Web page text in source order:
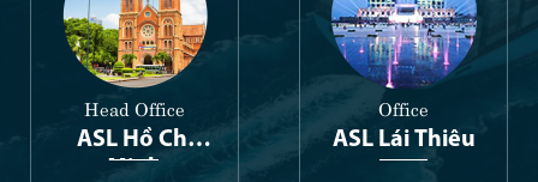
Head Office
ASL Hồ Chí
Office
ASL Lái Thiêu